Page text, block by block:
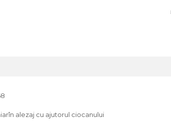
alezaj cu ajutorul ciocanului